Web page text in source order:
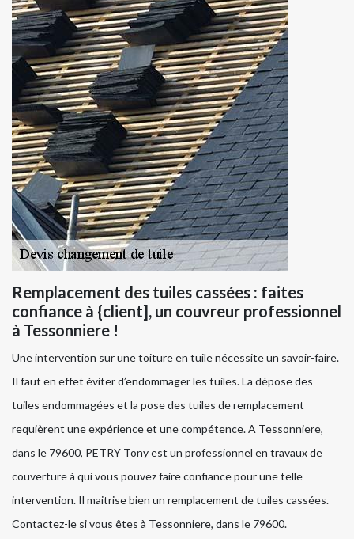
Remplacement des tuiles cassées : faites
confiance à {client], un couvreur professionnel
à Tessonniere !
Une intervention sur une toiture en tuile nécessite un savoir-faire.
Il faut en effet éviter d’endommager les tuiles. La dépose des
tuiles endommagées et la pose des tuiles de remplacement
requièrent une expérience et une compétence. A Tessonniere,
dans le 79600, PETRY Tony est un professionnel en travaux de
couverture à qui vous pouvez faire confiance pour une telle
intervention. Il maitrise bien un remplacement de tuiles cassées.
Contactez-le si vous êtes à Tessonniere, dans le 79600.